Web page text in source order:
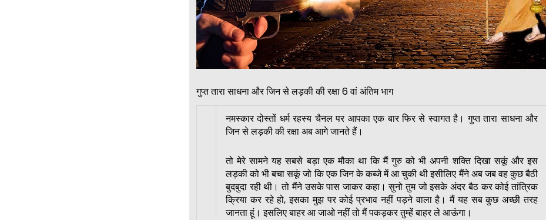
गुप्त तारा साधना और जिन से लड़की की रक्षा 6 वां अंतिम भाग
नमस्कार दोस्तों धर्म रहस्य चैनल पर आपका एक बार फिर से स्वागत है। गुप्त तारा साधना और
जिन से लड़की की रक्षा अब आगे जानते हैं।
तो मेरे सामने यह सबसे बड़ा एक मौका था कि मैं गुरु को भी अपनी शक्ति दिखा सकूं और इस
लड़की को भी बचा सकूं जो कि एक जिन के कब्जे में आ चुकी थी इसीलिए मैंने अब जब वह कुछ बैठी
बुदबुदा रही थी। तो मैंने उसके पास जाकर कहा। सुनो तुम जो इसके अंदर बैठ कर कोई तांत्रिक
क्रिया कर रहे हो, इसका मुझ पर कोई प्रभाव नहीं पड़ने वाला है। मैं यह सब कुछ अच्छी तरह
जानता हूं। इसलिए बाहर आ जाओ नहीं तो मैं पकड़कर तुम्हें बाहर ले आऊंगा।